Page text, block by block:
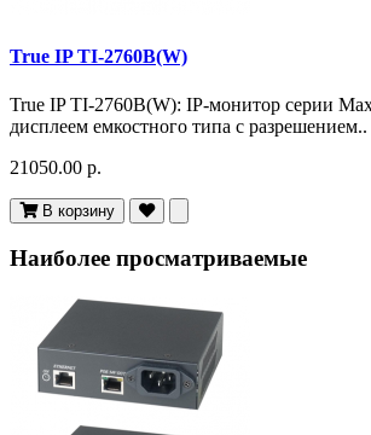
True IP TI-2760B(W)
True IP TI-2760B(W): IP-монитор серии
дисплеем емкостного типа с разрешением..
21050.00 р.
В корзину
Наиболее просматриваемые